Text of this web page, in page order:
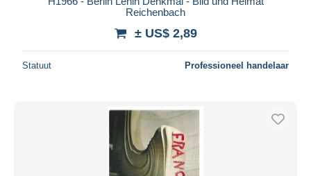
Reichenbach
± US$ 2,89
Statuut Professioneel handelaar